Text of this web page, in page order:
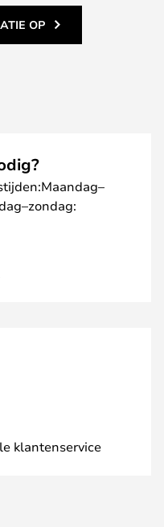
OP
klantenservice